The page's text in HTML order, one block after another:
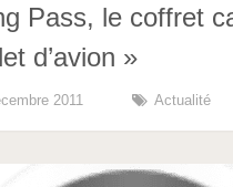
Pass, le coffret
d’avion »
2011 Actualité